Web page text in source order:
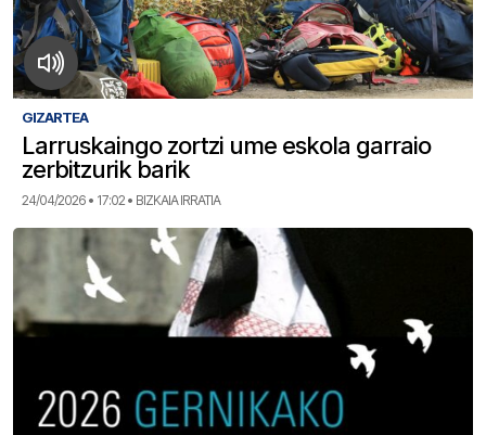
GIZARTEA
Larruskaingo zortzi ume eskola garraio
zerbitzurik barik
24/04/2026 • 17:02 • BIZKAIA IRRATIA